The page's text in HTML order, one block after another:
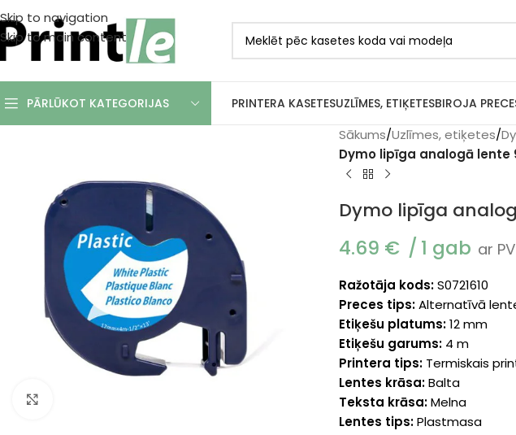
Skip to navigation
Skip to main content
PĀRLŪKOT KATEGORIJAS PRINTERA KASETESUZLĪMES, ETIĶETESBIROJA
Sākums/Uzlīmes, etiķetes/
Dymo lipīga analogā lente
Dymo lipīga
4.69 € 1 gab ar
Ražotāja kods:S0721610
Preces tips:Alternatīvā
Etiķešu platums:12 mm
Etiķešu garums: 4 m
Printera tips: Termiskais
Lentes krāsa:Balta
Teksta krāsa:Melna
Lentes tips:Plastmasa